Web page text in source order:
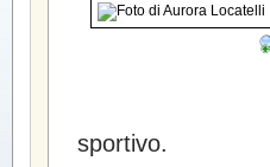
sportivo.